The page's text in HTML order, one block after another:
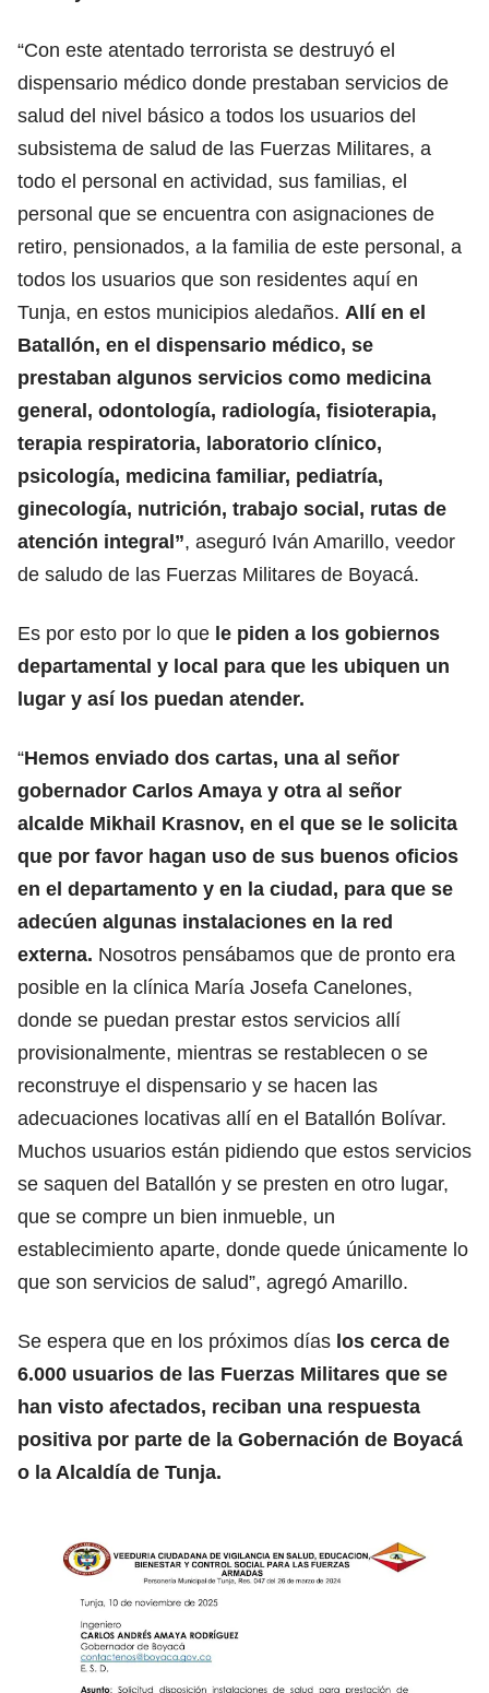
“Con este atentado terrorista se destruyó el
dispensario médico donde prestaban servicios de
salud del nivel básico a todos los usuarios del
subsistema de salud de las Fuerzas Militares, a
todo el personal en actividad, sus familias, el
personal que se encuentra con asignaciones de
retiro, pensionados, a la familia de este personal, a
todos los usuarios que son residentes aquí en
Tunja, en estos municipios aledaños. Allí en el
Batallón, en el dispensario médico, se
prestaban algunos servicios como medicina
general, odontología, radiología, fisioterapia,
terapia respiratoria, laboratorio clínico,
psicología, medicina familiar, pediatría,
ginecología, nutrición, trabajo social, rutas de
atención integral”, aseguró Iván Amarillo, veedor
de saludo de las Fuerzas Militares de Boyacá.
Es por esto por lo que le piden a los gobiernos
departamental y local para que les ubiquen un
lugar y así los puedan atender.
“Hemos enviado dos cartas, una al señor
gobernador Carlos Amaya y otra al señor
alcalde Mikhail Krasnov, en el que se le solicita
que por favor hagan uso de sus buenos oficios
en el departamento y en la ciudad, para que se
adecúen algunas instalaciones en la red
externa. Nosotros pensábamos que de pronto era
posible en la clínica María Josefa Canelones,
donde se puedan prestar estos servicios allí
provisionalmente, mientras se restablecen o se
reconstruye el dispensario y se hacen las
adecuaciones locativas allí en el Batallón Bolívar.
Muchos usuarios están pidiendo que estos servicios
se saquen del Batallón y se presten en otro lugar,
que se compre un bien inmueble, un
establecimiento aparte, donde quede únicamente lo
que son servicios de salud”, agregó Amarillo.
Se espera que en los próximos días los cerca de
6.000 usuarios de las Fuerzas Militares que se
han visto afectados, reciban una respuesta
positiva por parte de la Gobernación de Boyacá
o la Alcaldía de Tunja.